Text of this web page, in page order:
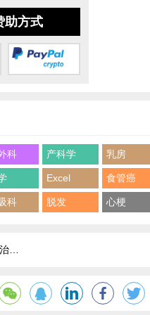
助方式
科 产科学 乳房
Excel 食管癌
科 脱发 心梗
版